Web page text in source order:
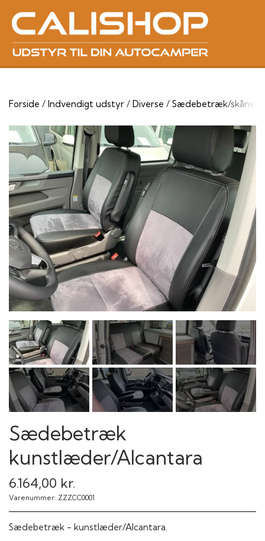
Forside Indvendigt udstyr Diverse Sædebetræk/skåner
Sædebetræk
kunstlæder/Alcantara
6.164,00 kr.
Varenummer: ZZZCC0001
Sædebetræk - kunstlæder/Alcantara.